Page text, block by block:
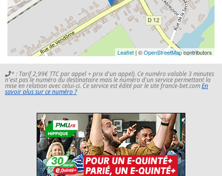
Leaflet | ©OpenStreetMapcontributors
* : Tarif 2,99€ TTC par appel + prix d'un appel). Ce numéro valable 3 minutes
n'est pas le numéro du destinataire mais le numéro d'un service permettant la
mise en relation avec celui-ci. Ce service est édité par le site france-bet.comEn
savoir plus sur ce numéro ?